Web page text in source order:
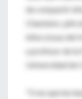
de compartir
Chambers, jefe
infecciosas del
y profesor de la
Universidad de
"Creo que las